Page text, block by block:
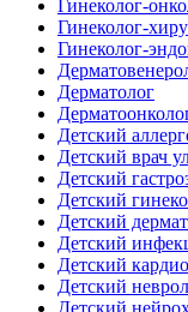
Гинеколог-
Гинеколог-
Гинеколог-
Дерматолог
Детский
Детский врач
Детский
Детский
Детский
Детский
Детский
Детский
Детский